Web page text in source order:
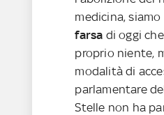
medicina,
farsa di oggi
proprio niente,
modalità di
parlamentare
Stelle non ha